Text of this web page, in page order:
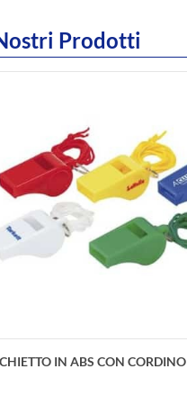
Prodotti
IN ABS CON CORDINO